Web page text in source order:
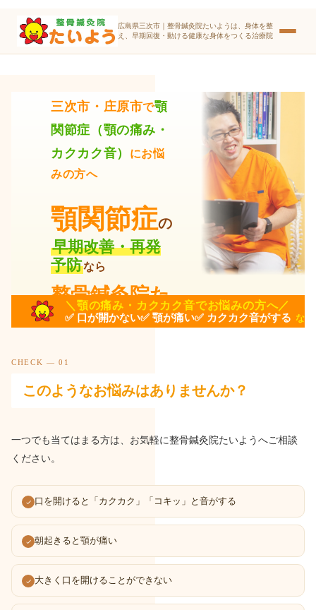
広島県三次市｜整骨鍼灸院たいようは、身体を整
え、早期回復・動ける健康な身体をつくる治療院
三次市・庄原市で顎
関節症（顎の痛み・
カクカク音）
にお悩
みの方へ
顎関節症の
早期改善・再発
予防なら
整骨鍼灸院た
いよう
＼顎の痛み・カクカク音でお悩みの方へ／
✅ 口が開かない✅ 顎が痛い✅ カクカク音がする な
CHECK — 01
このようなお悩みはありませんか？
一つでも当てはまる方は、お気軽に整骨鍼灸院たいようへご相談
ください。
口を開けると「カクカク」「コキッ」と音がする
朝起きると顎が痛い
大きく口を開けることができない